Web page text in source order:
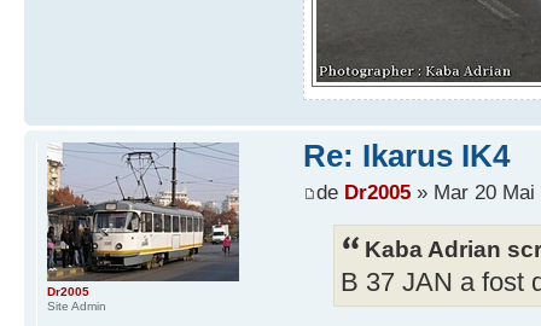
Re: Ikarus IK4
de Dr2005» Mar 20 Mai
Kaba Adrian
B 37 JAN a fost
Dr2005
Site Admin